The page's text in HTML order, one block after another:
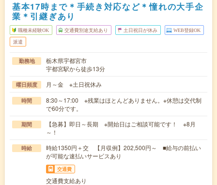
基本17時まで＊手続き対応など＊憧れの大手企
業＊引継ぎあり
職種未経験OK 交通費別途支給あり 土日祝日が休み WEB登録OK
派遣
勤務地
栃木県宇都宮市
宇都宮駅から徒歩13分
曜日頻度 月～金 ※土日祝休み
時間
8:30～17:00 ※残業はほとんどありません。※休憩は交代制
で60分です。
期間
【急募】即日～長期 ※開始日はご相談可能です！ ※8月
～！
時給
時給1350円＋交 【月収例】202,500円～ ■給与の前払い
が可能な速払いサービスあり
交通費
交通費支給あり